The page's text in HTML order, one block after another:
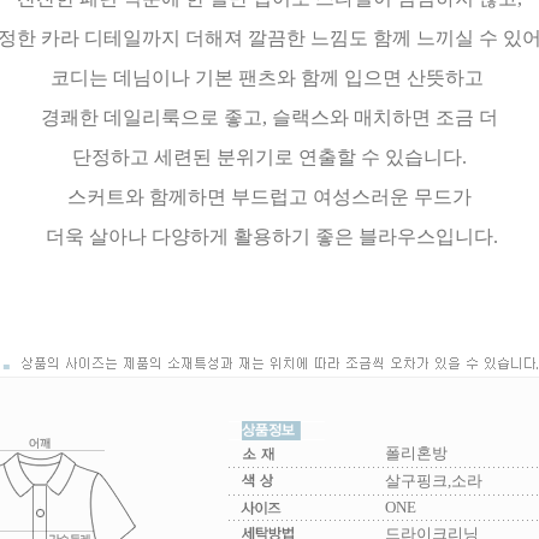
한 카라 디테일까지 더해져 깔끔한 느낌도 함께 느끼실 수 있
코디는 데님이나 기본 팬츠와 함께 입으면 산뜻하고
경쾌한 데일리룩으로 좋고, 슬랙스와 매치하면 조금 더
단정하고 세련된 분위기로 연출할 수 있습니다.
스커트와 함께하면 부드럽고 여성스러운 무드가
더욱 살아나 다양하게 활용하기 좋은 블라우스입니다.
폴리혼방
살구핑크,소라
ONE
드라이크리닝